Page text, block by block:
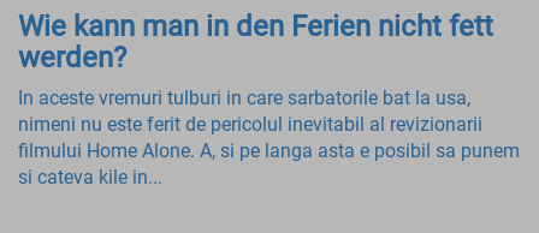
Wie kann man in den Ferien nicht fett
werden?
In aceste vremuri tulburi in care sarbatorile bat la usa,
nimeni nu este ferit de pericolul inevitabil al revizionarii
filmului Home Alone. A, si pe langa asta e posibil sa punem
si cateva kile in...